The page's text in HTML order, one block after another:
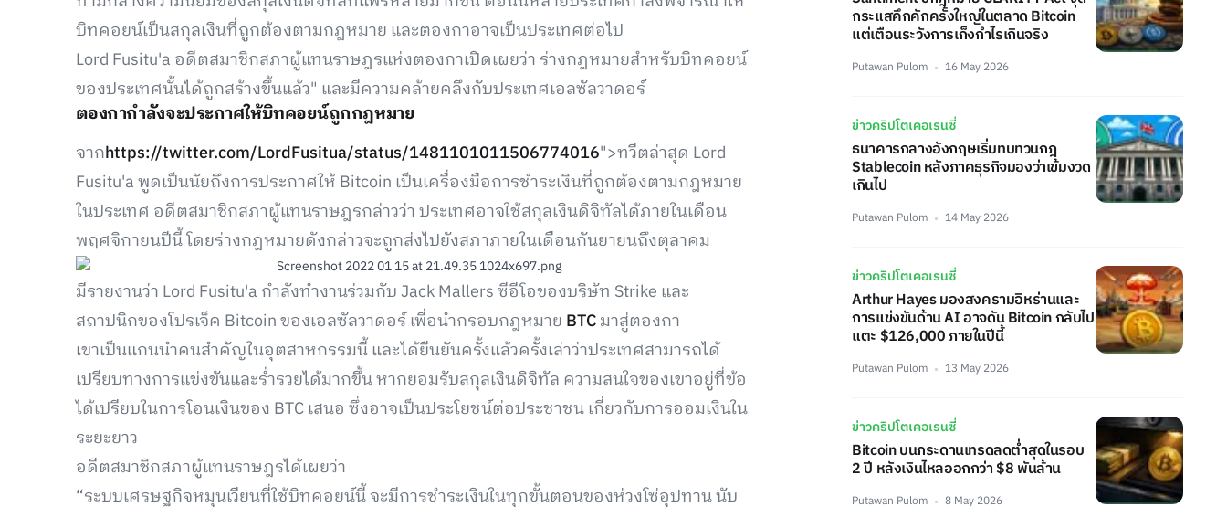
บิทคอยน์เป็นสกุลเงินที่ถูกต้องตามกฎหมาย และตองกาอาจเป็นประเทศต่อไป
Lord Fusitu'a อดีตสมาชิกสภาผู้แทนราษฎรแห่งตองกาเปิดเผยว่า ร่างกฎหมายสำหรับบิทคอยน์
ของประเทศนั้นได้ถูกสร้างขึ้นแล้ว" และมีความคล้ายคลึงกับประเทศเอลซัลวาดอร์
ตองกากำลังจะประกาศให้บิทคอยน์ถูกกฎหมาย
จากhttps://twitter.com/LordFusitua/status/1481101011506774016">ทวีตล่าสุด Lord
Fusitu'a พูดเป็นนัยถึงการประกาศให้ Bitcoin เป็นเครื่องมือการชำระเงินที่ถูกต้องตามกฎหมาย
ในประเทศ อดีตสมาชิกสภาผู้แทนราษฎรกล่าวว่า ประเทศอาจใช้สกุลเงินดิจิทัลได้ภายในเดือน
พฤศจิกายนปีนี้ โดยร่างกฎหมายดังกล่าวจะถูกส่งไปยังสภาภายในเดือนกันยายนถึงตุลาคม
มีรายงานว่า Lord Fusitu'a กำลังทำงานร่วมกับ Jack Mallers ซีอีโอของบริษัท Strike และ
สถาปนิกของโปรเจ็ค Bitcoin ของเอลซัลวาดอร์ เพื่อนำกรอบกฎหมาย BTCมาสู่ตองกา
เขาเป็นแกนนำคนสำคัญในอุตสาหกรรมนี้ และได้ยืนยันครั้งแล้วครั้งเล่าว่าประเทศสามารถได้
เปรียบทางการแข่งขันและร่ำรวยได้มากขึ้น หากยอมรับสกุลเงินดิจิทัล ความสนใจของเขาอยู่ที่ข้อ
ได้เปรียบในการโอนเงินของ BTC เสนอ ซึ่งอาจเป็นประโยชน์ต่อประชาชน เกี่ยวกับการออมเงินใน
ระยะยาว
อดีตสมาชิกสภาผู้แทนราษฎรได้เผยว่า
“ระบบเศรษฐกิจหมุนเวียนที่ใช้บิทคอยน์นี้ จะมีการชำระเงินในทุกขั้นตอนของห่วงโซ่อุปทาน นับ
กระแสคึกคักครั้งใหญ่ในตลาด Bitcoin
แต่เตือนระวังการเก็งกำไรเกินจริง
Putawan Pulom 16 May 2026
ข่าวคริปโตเคอเรนซี่
ธนาคารกลางอังกฤษเริ่มทบทวนกฎ
Stablecoin หลังภาคธุรกิจมองว่าเข้มงวด
เกินไป
Putawan Pulom 14 May 2026
ข่าวคริปโตเคอเรนซี่
Arthur Hayes มองสงครามอิหร่านและ
การแข่งขันด้าน AI อาจดัน Bitcoin กลับไป
แตะ $126,000 ภายในปีนี้
Putawan Pulom 13 May 2026
ข่าวคริปโตเคอเรนซี่
Bitcoin บนกระดานเทรดลดต่ำสุดในรอบ
2 ปี หลังเงินไหลออกกว่า $8 พันล้าน
Putawan Pulom 8 May 2026